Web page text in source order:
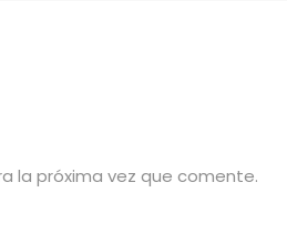
la próxima vez que comente.